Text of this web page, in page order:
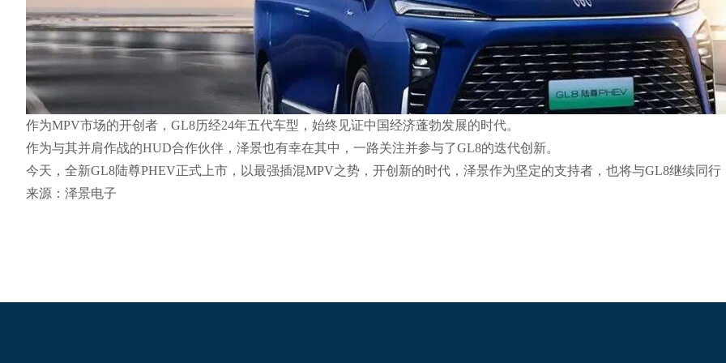
作为MPV市场的开创者，GL8历经24年五代车型，始终见证中国经济蓬勃发展的时代。
作为与其并肩作战的HUD合作伙伴，泽景也有幸在其中，一路关注并参与了GL8的迭代创新。
今天，全新GL8陆尊PHEV正式上市，以最强插混MPV之势，开创新的时代，泽景作为坚定的支持者，也将与GL8继续同行
来源：泽景电子